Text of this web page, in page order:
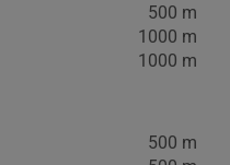
500 m
1000 m
1000 m
500 m